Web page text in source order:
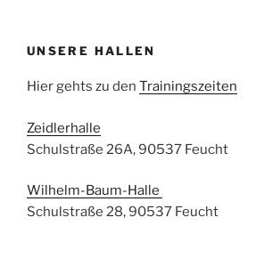
UNSERE HALLEN
Hier gehts zu den Trainingszeiten
Zeidlerhalle
Schulstraße 26A, 90537 Feucht
Wilhelm-Baum-Halle
Schulstraße 28, 90537 Feucht